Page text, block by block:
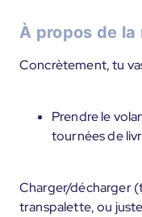
À propos de la
Concrètement, tu
Prendre le
tournées de
Charger/décharger
transpalette, ou